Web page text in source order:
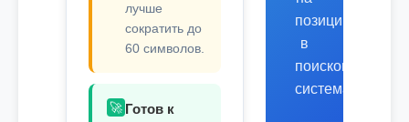
лучше
сократить до
60 символов.
🚀 Готов к
позиции
в
поисковых
системах.